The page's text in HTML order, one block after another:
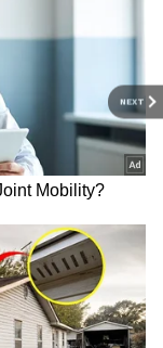
NEXT
ಪಬ್ಲಿಕ್
ಕನ್ನಡ ಸೇರಿ
ಎಂ.ಕಾಂ. ಓದಿ
ಆಕರ್ಷಿಸಿದ್ದು
ಓಟಿಟಿ